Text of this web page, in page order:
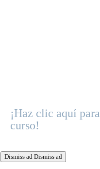
¡Haz clic aquí
curso!
Dismiss ad Dismiss ad